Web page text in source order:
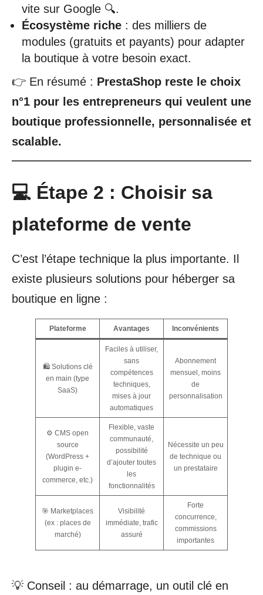
vite sur Google 🔍.
Écosystème riche : des milliers de
modules (gratuits et payants) pour adapter
la boutique à votre besoin exact.
👉 En résumé : PrestaShop reste le choix
n°1 pour les entrepreneurs qui veulent une
boutique professionnelle, personnalisée et
scalable.
💻 Étape 2 : Choisir sa
plateforme de vente
C’est l’étape technique la plus importante. Il
existe plusieurs solutions pour héberger sa
boutique en ligne :
Plateforme Avantages Inconvénients
🛍️ Solutions clé
en main (type
SaaS)
Faciles à utiliser,
sans
compétences
techniques,
mises à jour
automatiques
Abonnement
mensuel, moins
de
personnalisation
⚙️ CMS open
source
(WordPress +
plugin e-
commerce, etc.)
Flexible, vaste
communauté,
possibilité
d’ajouter toutes
les
fonctionnalités
Nécessite un peu
de technique ou
un prestataire
🎯 Marketplaces
(ex : places de
marché)
Visibilité
immédiate, trafic
assuré
Forte
concurrence,
commissions
importantes
💡 Conseil : au démarrage, un outil clé en